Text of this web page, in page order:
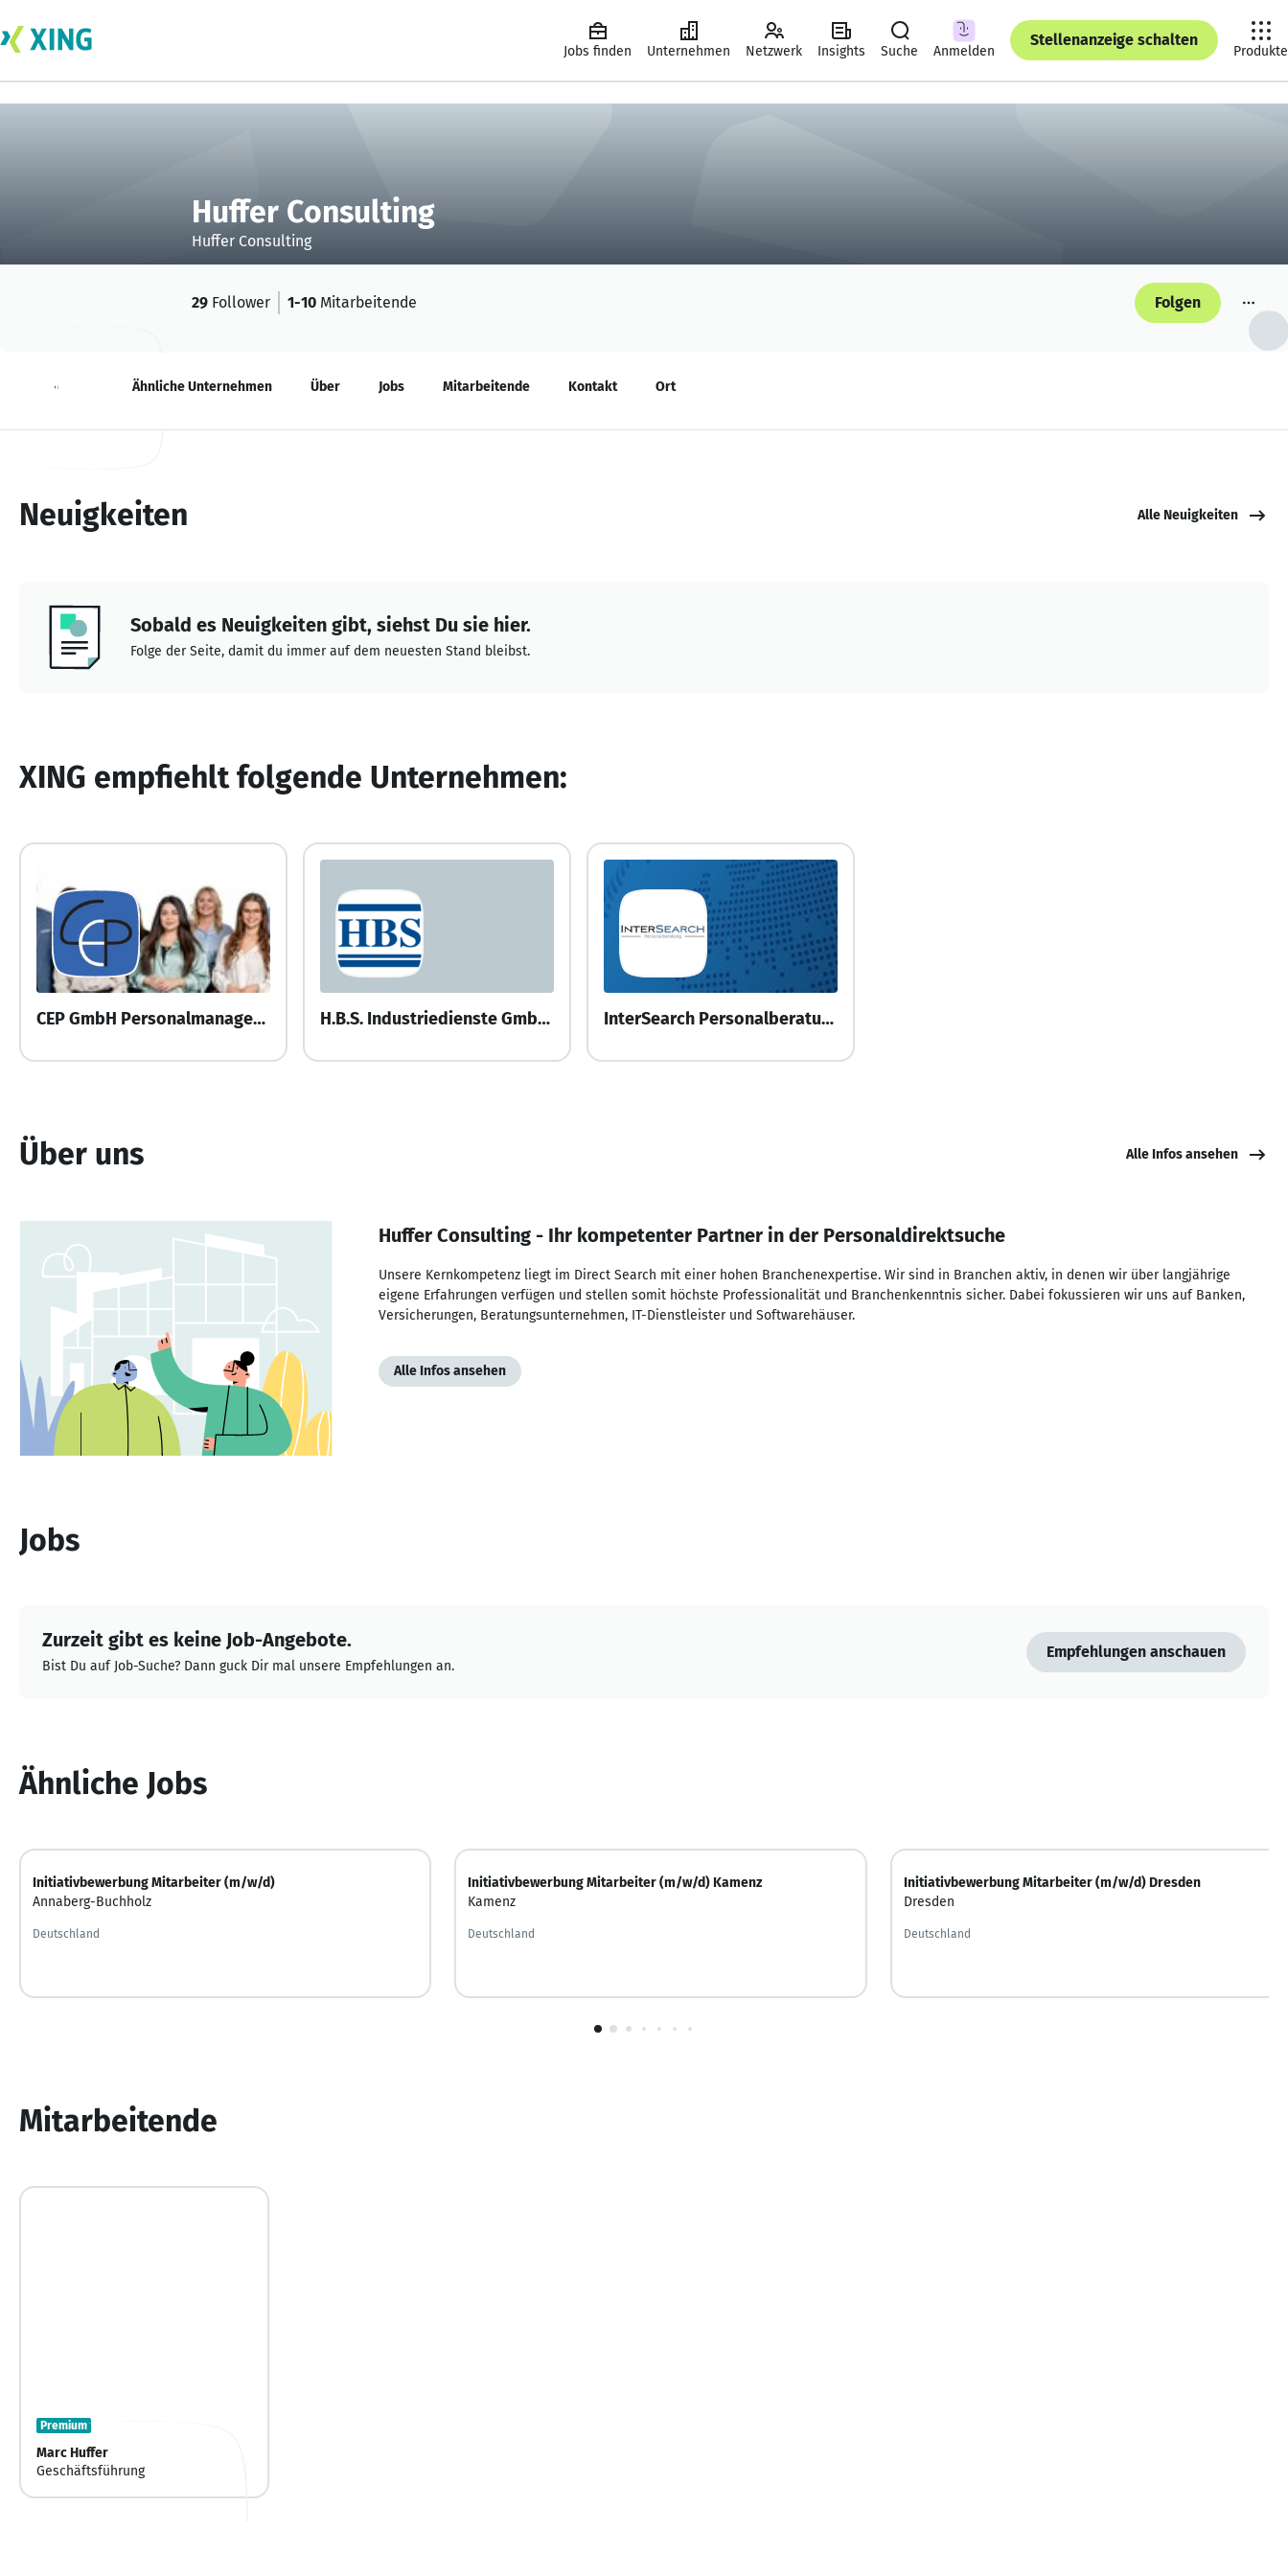
Jobs finden Unternehmen Netzwerk Insights Suche Anmelden
Stellenanzeige schalten
Produkte
Huffer Consulting
Huffer Consulting
29 Follower 1-10 Mitarbeitende Folgen
Neuigkeiten Ähnliche Unternehmen Über Jobs Mitarbeitende Kontakt Ort
Neuigkeiten Alle Neuigkeiten
Sobald es Neuigkeiten gibt, siehst Du sie hier.
Folge der Seite, damit du immer auf dem neuesten Stand bleibst.
XING empfiehlt folgende Unternehmen:
CEP GmbH Personalmanagement H.B.S. Industriedienste GmbH + Co. KG InterSearch Personalberatung GmbH & Co. KG
Über uns Alle Infos ansehen
Huffer Consulting - Ihr kompetenter Partner in der Personaldirektsuche
Unsere Kernkompetenz liegt im Direct Search mit einer hohen Branchenexpertise. Wir sind in Branchen aktiv, in denen wir über langjährige
eigene Erfahrungen verfügen und stellen somit höchste Professionalität und Branchenkenntnis sicher. Dabei fokussieren wir uns auf Banken,
Versicherungen, Beratungsunternehmen, IT-Dienstleister und Softwarehäuser.
Alle Infos ansehen
Jobs
Zurzeit gibt es keine Job-Angebote.
Bist Du auf Job-Suche? Dann guck Dir mal unsere Empfehlungen an.
Empfehlungen anschauen
Ähnliche Jobs
Initiativbewerbung Mitarbeiter (m/w/d)
Annaberg-Buchholz
Deutschland
Initiativbewerbung Mitarbeiter (m/w/d) Kamenz
Kamenz
Deutschland
Initiativbewerbung Mitarbeiter (m/w/d) Dresden
Dresden
Deutschland
1
Mitarbeitende
Premium
Marc Huffer
Geschäftsführung